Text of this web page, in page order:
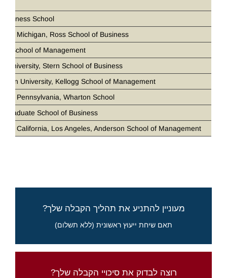
School
of Michigan, Ross School of Business
School of Management
University, Stern School of Business
University, Kellogg School of Management
of Pennsylvania, Wharton School
Graduate School of Business
of California, Los Angeles, Anderson School of Management
מעוניין להתניע את תהליך הקבלה שלך?
תאם שיחת ייעוץ ראשונית (ללא תשלום)
סיכויים, לוחות זמנים, ואיך להתחיל לקדם את
מלא את הטופס לבקשת פרטים
רוצה לבדוק את סיכויי הקבלה שלך?
בדוק את סיכוייך עם מחשבון סיכויי הקבלה של